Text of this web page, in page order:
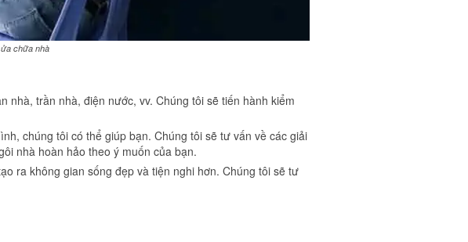
chữa nhà
trần nhà, điện nước, vv. Chúng tôi sẽ tiến hành kiểm
chúng tôi có thể giúp bạn. Chúng tôi sẽ tư vấn về các giải
nhà hoàn hảo theo ý muốn của bạn.
ra không gian sống đẹp và tiện nghi hơn. Chúng tôi sẽ tư